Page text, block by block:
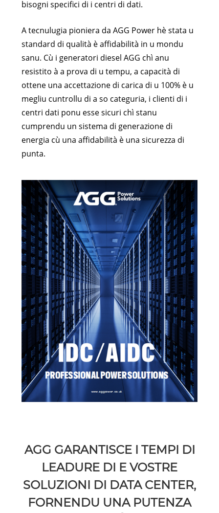
bisogni specifici di i centri di dati.
A tecnulugia pioniera da AGG Power hè stata u
standard di qualità è affidabilità in u mondu
sanu. Cù i generatori diesel AGG chì anu
resistito à a prova di u tempu, a capacità di
ottene una accettazione di carica di u 100% è u
megliu cuntrollu di a so categuria, i clienti di i
centri dati ponu esse sicuri chì stanu
cumprendu un sistema di generazione di
energia cù una affidabilità è una sicurezza di
punta.
AGG GARANTISCE I TEMPI DI
LEADURE DI E VOSTRE
SOLUZIONI DI DATA CENTER,
FORNENDU UNA PUTENZA